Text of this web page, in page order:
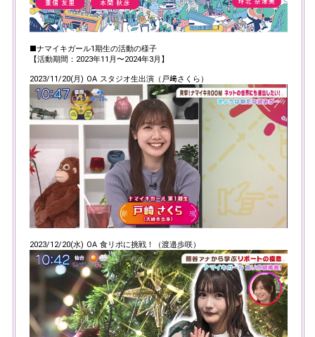
■ナマイキガール1期生の活動の様子
【活動期間：2023年11月〜2024年3月】
2023/11/20(月) OA スタジオ生出演（戸﨑さくら）
2023/12/20(水) OA 食リポに挑戦！（渡邉歩咲）